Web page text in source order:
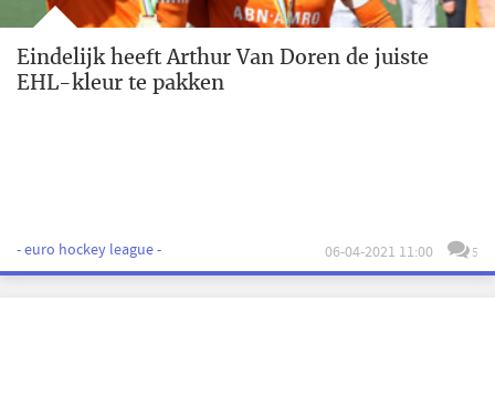
Eindelijk heeft Arthur Van Doren de juiste
EHL-kleur te pakken
- euro hockey league - 06-04-2021 11:00 5